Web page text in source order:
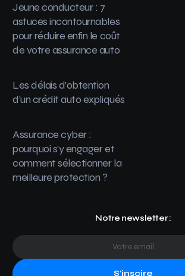
Jeune conducteur : 7
astuces incontournables
pour réduire enfin le coût
de votre assurance auto
Les délais d’obtention
d’un crédit auto expliqués
Assurance cyber :
pourquoi s’y engager et
comment sélectionner la
meilleure protection ?
Notre newsletter :
S'inscire